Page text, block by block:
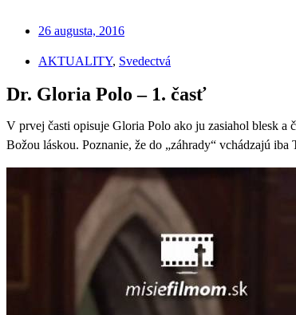
26 augusta, 2016
AKTUALITY, Svedectvá
Dr. Gloria Polo – 1. časť
V prvej časti opisuje Gloria Polo ako ju zasiahol blesk
Božou láskou. Poznanie, že do „záhrady“ vchádzajú